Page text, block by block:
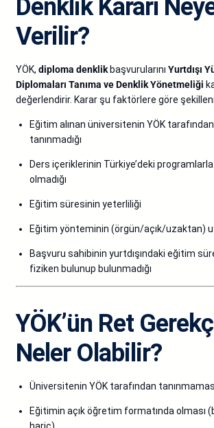
Denklik Kararı
Verilir?
YÖK, diploma denklik başvurularını Yurtdışı
Diplomaları Tanıma ve Denklik Yönetmeliği
değerlendirir. Karar şu faktörlere göre
Eğitim alınan üniversitenin YÖK tarafından
tanınmadığı
Ders içeriklerinin Türkiye’deki
olmadığı
Eğitim süresinin yeterliliği
Eğitim yönteminin (örgün/açık/uzaktan)
Başvuru sahibinin yurtdışındaki eğitim
fiziken bulunup bulunmadığı
YÖK’ün Ret
Neler Olabilir?
Üniversitenin YÖK tarafından
Eğitimin açık öğretim formatında olması